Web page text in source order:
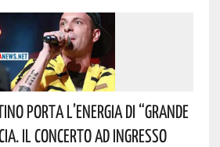
Porta L’energia Di “Grande
Il Concerto Ad Ingresso